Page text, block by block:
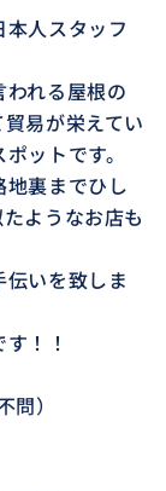
人スタッフ
れる屋根の
易が栄えてい
ットです。
地裏までひし
ようなお店も
いを致しま
！！
問）